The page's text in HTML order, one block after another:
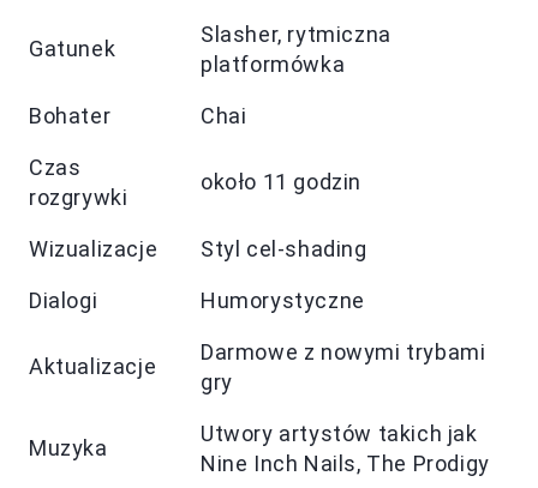
Gatunek
Slasher, rytmiczna
platformówka
Bohater Chai
Czas
rozgrywki
około 11 godzin
Wizualizacje Styl cel-shading
Dialogi Humorystyczne
Aktualizacje
Darmowe z nowymi trybami
gry
Muzyka
Utwory artystów takich jak
Nine Inch Nails, The Prodigy